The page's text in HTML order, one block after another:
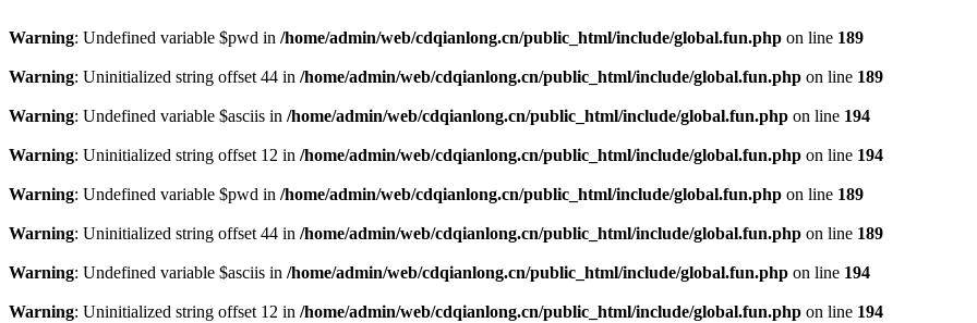
Warning: Undefined variable $pwd in /home/admin/web/cdqianlong.cn/public_html/include/global.fun.php on line 189
Warning: Uninitialized string offset 44 in /home/admin/web/cdqianlong.cn/public_html/include/global.fun.php on line 189
Warning: Undefined variable $asciis in /home/admin/web/cdqianlong.cn/public_html/include/global.fun.php on line 194
Warning: Uninitialized string offset 12 in /home/admin/web/cdqianlong.cn/public_html/include/global.fun.php on line 194
Warning: Undefined variable $pwd in /home/admin/web/cdqianlong.cn/public_html/include/global.fun.php on line 189
Warning: Uninitialized string offset 44 in /home/admin/web/cdqianlong.cn/public_html/include/global.fun.php on line 189
Warning: Undefined variable $asciis in /home/admin/web/cdqianlong.cn/public_html/include/global.fun.php on line 194
Warning: Uninitialized string offset 12 in /home/admin/web/cdqianlong.cn/public_html/include/global.fun.php on line 194